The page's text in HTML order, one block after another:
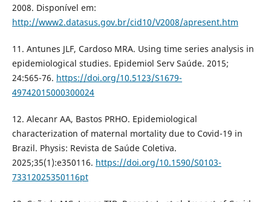
2008. Disponível em:
http://www2.datasus.gov.br/cid10/V2008/apresent.htm
11. Antunes JLF, Cardoso MRA. Using time series analysis in
epidemiological studies. Epidemiol Serv Saúde. 2015;
24:565-76. https://doi.org/10.5123/S1679-
49742015000300024
12. Alecanr AA, Bastos PRHO. Epidemiological
characterization of maternal mortality due to Covid-19 in
Brazil. Physis: Revista de Saúde Coletiva.
2025;35(1):e350116. https://doi.org/10.1590/S0103-
73312025350116pt